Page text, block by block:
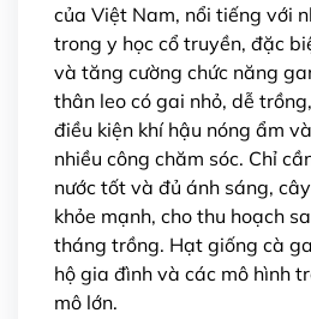
của Việt Nam, nổi tiếng với
trong y học cổ truyền, đặc
và tăng cường chức năng
thân leo có gai nhỏ, dễ
điều kiện khí hậu nóng ẩm
nhiều công chăm sóc. Chỉ
nước tốt và đủ ánh sáng,
khỏe mạnh, cho thu hoạch
tháng trồng. Hạt giống cà
hộ gia đình và các mô hình
mô lớn.